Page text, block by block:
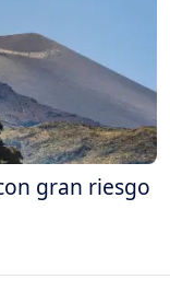
gran riesgo